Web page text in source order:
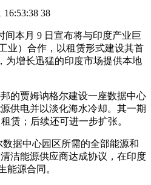
16:53:38 38
间本月 9 日宣布将与印度产业巨
业）合作，以租赁形式建设其首
为增长迅猛的印度市场提供本地
的贾姆讷格尔建设一座数据中心
供电并以淡化海水冷却。其一期
赁；后续还可进一步扩张。
据中心园区所需的全部能源和
洁能源供应商达成协议，在印度
能源合同。